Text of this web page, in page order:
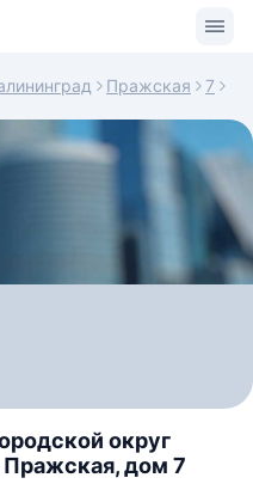
Пражская 7
округ
Пражская, дом 7